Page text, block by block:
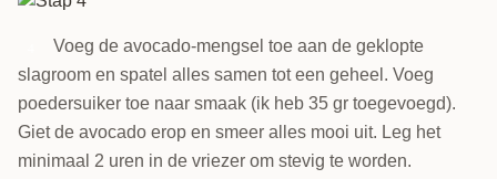
Voeg de avocado-mengsel toe aan de geklopte
slagroom en spatel alles samen tot een geheel. Voeg
poedersuiker toe naar smaak (ik heb 35 gr toegevoegd).
Giet de avocado erop en smeer alles mooi uit. Leg het
minimaal 2 uren in de vriezer om stevig te worden.